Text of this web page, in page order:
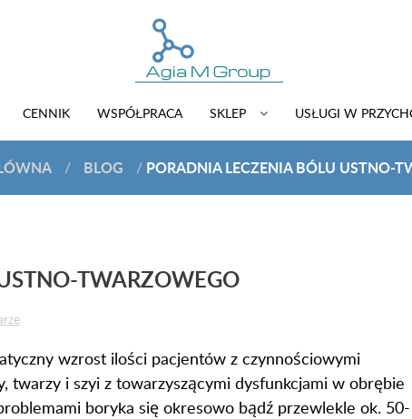
CENNIK WSPÓŁPRACA SKLEP USŁUGI W
/ BLOG / PORADNIA LECZENIA BÓLU USTNO-
TWARZOWEGO
wzrost ilości pacjentów z czynnościowymi
twarzy i szyi z towarzyszącymi dysfunkcjami w obrębie
boryka się okresowo bądź przewlekle ok. 50-